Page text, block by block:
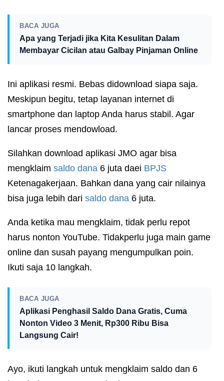
BACA JUGA
Apa yang Terjadi jika Kita Kesulitan Dalam
Membayar Cicilan atau Galbay Pinjaman Online
Ini aplikasi resmi. Bebas didownload siapa saja.
Meskipun begitu, tetap layanan internet di
smartphone dan laptop Anda harus stabil. Agar
lancar proses mendowload.
Silahkan download aplikasi JMO agar bisa
mengklaim saldo dana 6 juta daei BPJS
Ketenagakerjaan. Bahkan dana yang cair nilainya
bisa juga lebih dari saldo dana 6 juta.
Anda ketika mau mengklaim, tidak perlu repot
harus nonton YouTube. Tidakperlu juga main game
online dan susah payang mengumpulkan poin.
Ikuti saja 10 langkah.
BACA JUGA
Aplikasi Penghasil Saldo Dana Gratis, Cuma
Nonton Video 3 Menit, Rp300 Ribu Bisa
Langsung Cair!
Ayo, ikuti langkah untuk mengklaim saldo dan 6